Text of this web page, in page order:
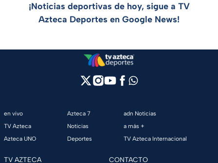
¡Noticias deportivas de hoy, sigue a TV
Azteca Deportes en Google News!
en vivo
TV Azteca
Azteca UNO
Azteca 7
Noticias
Deportes
adn Noticias
a más +
TV Azteca Internacional
TV AZTECA CONTACTO